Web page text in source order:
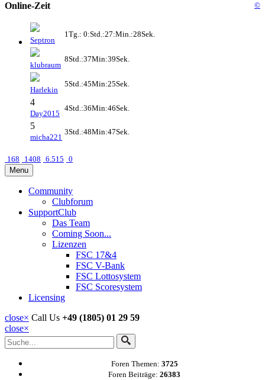
Online-Zeit ©
Septron
1Tg.: 0:Std.:27:Min.:28Sek.
klubraum
8Std.:37Min:39Sek.
Harlekin
5Std.:45Min:25Sek.
4
Day2015
4Std.:36Min:46Sek.
5
micha221
3Std.:48Min:47Sek.
168 1408 6.515 0
Menu
Community
Clubforum
SupportClub
Das Team
Coming Soon...
Lizenzen
FSC 17&4
FSC V-Bank
FSC Lottosystem
FSC Scoresystem
Licensing
close× Call Us +49 (1805) 01 29 59
close×
Foren Themen: 3725
Foren Beiträge: 26383